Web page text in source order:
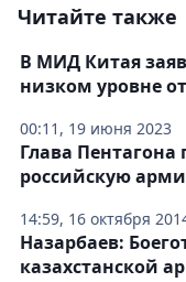
Читайте также
00:11, 19 июня 2023
В МИД Китая
низком уровне
14:59, 16 октября
Глава Пентагона
российскую
Назарбаев:
казахстанской